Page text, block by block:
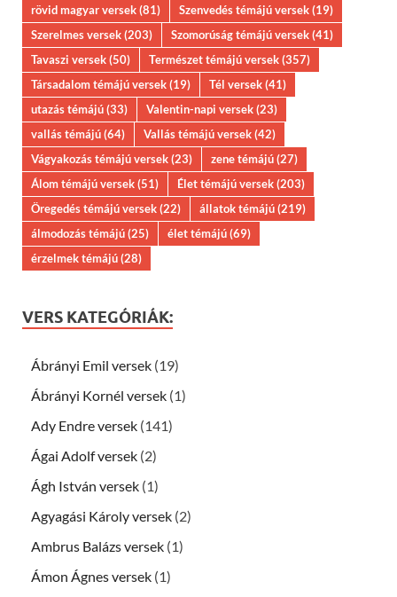
rövid magyar versek(81) Szenvedés témájú versek(19)
Szerelmes versek(203) Szomorúság témájú versek(41)
Tavaszi versek(50) Természet témájú versek(357)
Társadalom témájú versek(19) Tél versek(41)
utazás témájú(33) Valentin-napi versek(23)
vallás témájú(64) Vallás témájú versek(42)
Vágyakozás témájú versek(23) zene témájú(27)
Álom témájú versek(51) Élet témájú versek(203)
Öregedés témájú versek(22) állatok témájú(219)
álmodozás témájú(25) élet témájú(69)
érzelmek témájú(28)
VERS KATEGÓRIÁK:
Ábrányi Emil versek (19)
Ábrányi Kornél versek (1)
Ady Endre versek (141)
Ágai Adolf versek (2)
Ágh István versek (1)
Agyagási Károly versek (2)
Ambrus Balázs versek (1)
Ámon Ágnes versek (1)